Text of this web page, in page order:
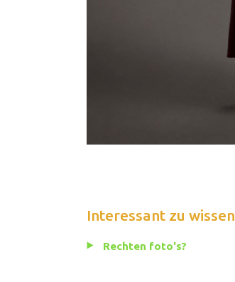
Interessant zu wissen
Rechten foto's?